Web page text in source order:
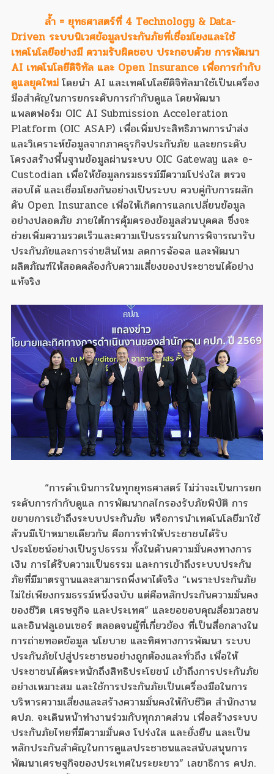
ล้ำ = ยุทธศาสตร์ที่ 4 Technology & Data-
Driven ระบบนิเวศข้อมูลประกันภัยที่เชื่อมโยงและใช้
เทคโนโลยีอย่างมี ความรับผิดชอบ ประกอบด้วย การพัฒนา
AI เทคโนโลยีดิจิทัล และ Open Insurance เพื่อการกำกับ
ดูแลยุคใหม่โดยนำ AI และเทคโนโลยีดิจิทัลมาใช้เป็นเครื่อง
มือสำคัญในการยกระดับการกำกับดูแล โดยพัฒนา
แพลตฟอร์ม OIC AI Submission Acceleration
Platform (OIC ASAP) เพื่อเพิ่มประสิทธิภาพการนำส่ง
และวิเคราะห์ข้อมูลจากภาคธุรกิจประกันภัย และยกระดับ
โครงสร้างพื้นฐานข้อมูลผ่านระบบ OIC Gateway และ e-
Custodian เพื่อให้ข้อมูลกรมธรรม์มีความโปร่งใส ตรวจ
สอบได้ และเชื่อมโยงกันอย่างเป็นระบบ ควบคู่กับการผลัก
ดัน Open Insurance เพื่อให้เกิดการแลกเปลี่ยนข้อมูล
อย่างปลอดภัย ภายใต้การคุ้มครองข้อมูลส่วนบุคคล ซึ่งจะ
ช่วยเพิ่มความรวดเร็วและความเป็นธรรมในการพิจารณารับ
ประกันภัยและการจ่ายสินไหม ลดการฉ้อฉล และพัฒนา
ผลิตภัณฑ์ให้สอดคล้องกับความเสี่ยงของประชาชนได้อย่าง
แท้จริง
“การดำเนินการในทุกยุทธศาสตร์ ไม่ว่าจะเป็นการยก
ระดับการกำกับดูแล การพัฒนากลไกรองรับภัยพิบัติ การ
ขยายการเข้าถึงระบบประกันภัย หรือการนำเทคโนโลยีมาใช้
ล้วนมีเป้าหมายเดียวกัน คือการทำให้ประชาชนได้รับ
ประโยชน์อย่างเป็นรูปธรรม ทั้งในด้านความมั่นคงทางการ
เงิน การได้รับความเป็นธรรม และการเข้าถึงระบบประกัน
ภัยที่มีมาตรฐานและสามารถพึ่งพาได้จริง “เพราะประกันภัย
ไม่ใช่เพียงกรมธรรม์หนึ่งฉบับ แต่คือหลักประกันความมั่นคง
ของชีวิต เศรษฐกิจ และประเทศ” และขอขอบคุณสื่อมวลชน
และอินฟลูเอนเซอร์ ตลอดจนผู้ที่เกี่ยวข้อง ที่เป็นสื่อกลางใน
การถ่ายทอดข้อมูล นโยบาย และทิศทางการพัฒนา ระบบ
ประกันภัยไปสู่ประชาชนอย่างถูกต้องและทั่วถึง เพื่อให้
ประชาชนได้ตระหนักถึงสิทธิประโยชน์ เข้าถึงการประกันภัย
อย่างเหมาะสม และใช้การประกันภัยเป็นเครื่องมือในการ
บริหารความเสี่ยงและสร้างความมั่นคงให้กับชีวิต สำนักงาน
คปภ. จะเดินหน้าทำงานร่วมกับทุกภาคส่วน เพื่อสร้างระบบ
ประกันภัยไทยที่มีความมั่นคง โปร่งใส และยั่งยืน และเป็น
หลักประกันสำคัญในการดูแลประชาชนและสนับสนุนการ
พัฒนาเศรษฐกิจของประเทศในระยะยาว” เลขาธิการ คปภ.